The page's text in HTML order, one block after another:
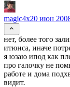
magic4x20 июн
нет, более того
итюнса, иначе
я юзаю ипод как
про галочку не
работе и дома
видит.